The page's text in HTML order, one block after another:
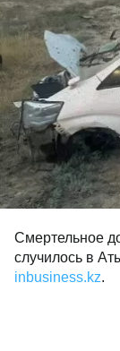
Смертельное
случилось в
inbusiness.kz.